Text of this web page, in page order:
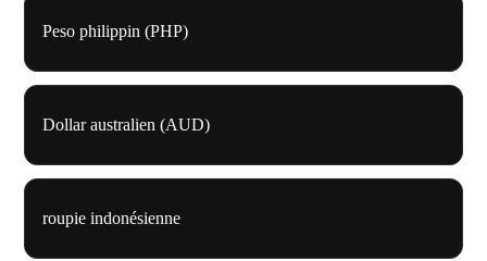
Peso philippin (PHP)
Dollar australien (AUD)
roupie indonésienne